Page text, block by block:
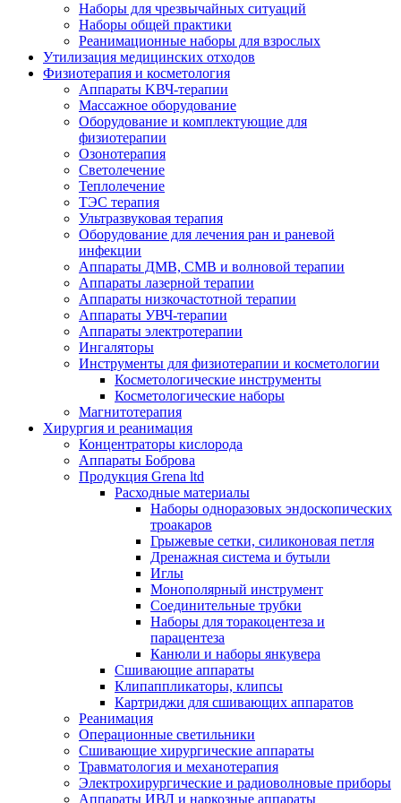
Наборы для чрезвычайных ситуаций
Наборы общей практики
Реанимационные наборы для взрослых
Утилизация медицинских отходов
Физиотерапия и косметология
Аппараты KВЧ-терапии
Массажное оборудование
Оборудование и комплектующие для
физиотерапии
Озонотерапия
Светолечение
Теплолечение
ТЭС терапия
Ультразвуковая терапия
Оборудование для лечения ран и раневой
инфекции
Аппараты ДМВ, СМВ и волновой терапии
Аппараты лазерной терапии
Аппараты низкочастотной терапии
Аппараты УВЧ-терапии
Аппараты электротерапии
Ингаляторы
Инструменты для физиотерапии и косметологии
Косметологические инструменты
Косметологические наборы
Магнитотерапия
Хирургия и реанимация
Концентраторы кислорода
Аппараты Боброва
Продукция Grena ltd
Расходные материалы
Наборы одноразовых эндоскопических
троакаров
Грыжевые сетки, силиконовая петля
Дренажная система и бутыли
Иглы
Монополярный инструмент
Соединительные трубки
Наборы для торакоцентеза и
парацентеза
Канюли и наборы янкувера
Сшивающие аппараты
Клипаппликаторы, клипсы
Картриджи для сшивающих аппаратов
Реанимация
Операционные светильники
Сшивающие хирургические аппараты
Травматология и механотерапия
Электрохирургические и радиоволновые приборы
Аппараты ИВЛ и наркозные аппараты